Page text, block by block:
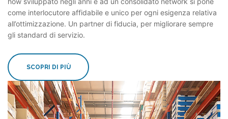
come interlocutore affidabile e unico per ogni esigenza relativa
all’ottimizzazione. Un partner di fiducia, per migliorare sempre
gli standard di servizio.
SCOPRI DI PIÙ